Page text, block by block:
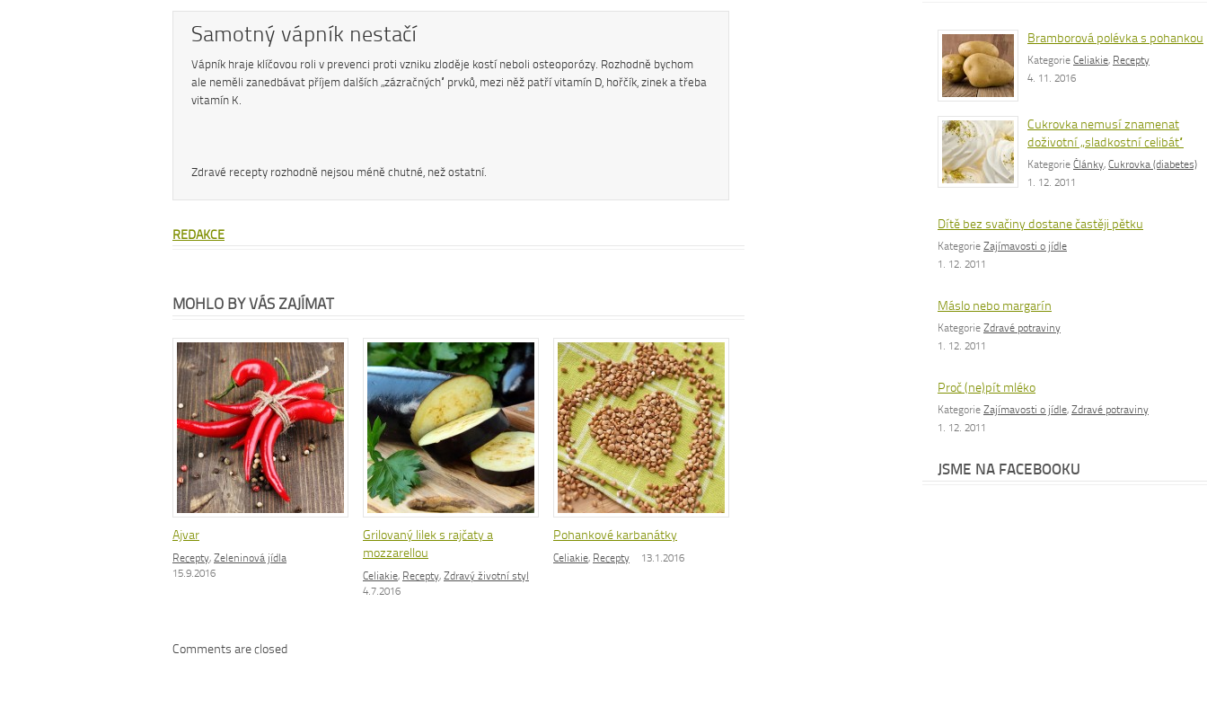
Samotný vápník nestačí
Vápník hraje klíčovou roli v prevenci proti vzniku zloděje kostí neboli osteoporózy. Rozhodně bychom
ale neměli zanedbávat příjem dalších „zázračných“ prvků, mezi něž patří vitamín D, hořčík, zinek a třeba
vitamín K.
Zdravé recepty rozhodně nejsou méně chutné, než ostatní.
REDAKCE
MOHLO BY VÁS ZAJÍMAT
Ajvar
Recepty, Zeleninová jídla
15.9.2016
Grilovaný lilek s rajčaty a
mozzarellou
Celiakie, Recepty, Zdravý životní styl
4.7.2016
Pohankové karbanátky
Celiakie, Recepty 13.1.2016
Comments are closed
Bramborová polévka s pohankou
Kategorie Celiakie, Recepty
4. 11. 2016
Cukrovka nemusí znamenat
doživotní „sladkostní celibát“
Kategorie Články, Cukrovka (diabetes)
1. 12. 2011
Dítě bez svačiny dostane častěji pětku
Kategorie Zajímavosti o jídle
1. 12. 2011
Máslo nebo margarín
Kategorie Zdravé potraviny
1. 12. 2011
Proč (ne)pít mléko
Kategorie Zajímavosti o jídle, Zdravé potraviny
1. 12. 2011
JSME NA FACEBOOKU